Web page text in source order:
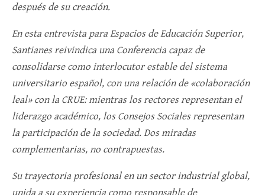
después de su creación.
En esta entrevista para Espacios de Educación Superior,
Santianes reivindica una Conferencia capaz de
consolidarse como interlocutor estable del sistema
universitario español, con una relación de «colaboración
leal» con la CRUE: mientras los rectores representan el
liderazgo académico, los Consejos Sociales representan
la participación de la sociedad. Dos miradas
complementarias, no contrapuestas.
Su trayectoria profesional en un sector industrial global,
unida a su experiencia como responsable de